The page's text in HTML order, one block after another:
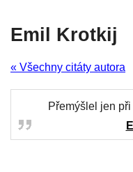
Emil Krotkij
« Všechny citáty autora
Přemýšlel jen